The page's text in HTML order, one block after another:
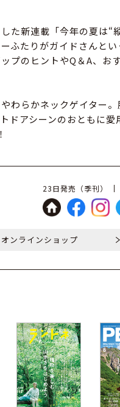
た新連載「今年の夏は“
ふたりがガイドさんと
プのヒントやQ＆A、お
わらかネックゲイター
ドアシーンのおともに
23日発売（季刊）
オンラインショップ